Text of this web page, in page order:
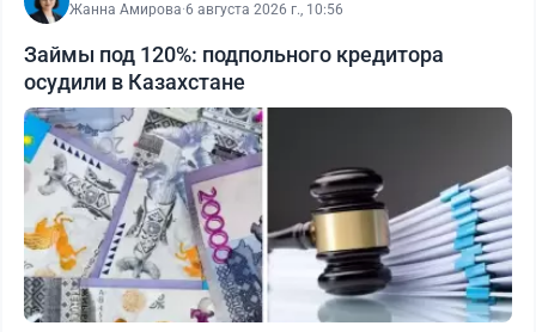
Жанна Амирова·6 августа 2026 г., 10:56
Займы под 120%: подпольного кредитора
осудили в Казахстане